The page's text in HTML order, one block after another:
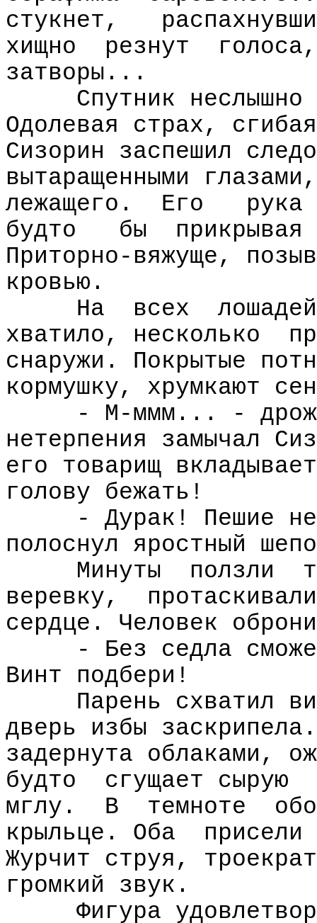
стукнет,
хищно
резнут
голоса,
затворы...
Спутник
Одолевая страх,
Сизорин заспешил
вытаращенными
лежащего.
Его
рука
будто
бы
прикрывая
Приторно-вяжуще,
кровью.
На
всех
лошадей
хватило, несколько
снаружи. Покрытые
кормушку, хрумкают
- М-ммм... -
нетерпения замычал
его товарищ
голову бежать!
- Дурак! Пешие
полоснул яростный
Минуты
ползли
веревку,
сердце. Человек
- Без седла
Винт подбери!
Парень схватил
дверь избы
задернута облаками,
будто
сгущает сырую
мглу.
В темноте
крыльце. Оба
Журчит струя,
громкий звук.
Фигура